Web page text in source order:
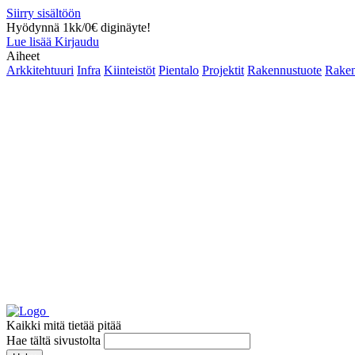
Siirry sisältöön
Hyödynnä 1kk/0€ diginäyte!
Lue lisää Kirjaudu
Aiheet
Arkkitehtuuri Infra Kiinteistöt Pientalo Projektit Rakennustuote
Kaikki mitä tietää pitää
Hae tältä sivustolta